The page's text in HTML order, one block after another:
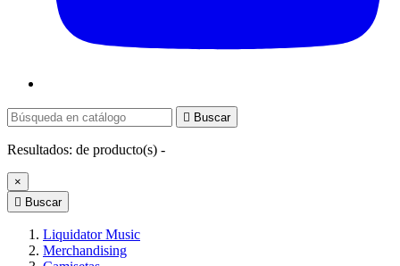
 Buscar
Resultados: de producto(s) -
×
 Buscar
Liquidator Music
Merchandising